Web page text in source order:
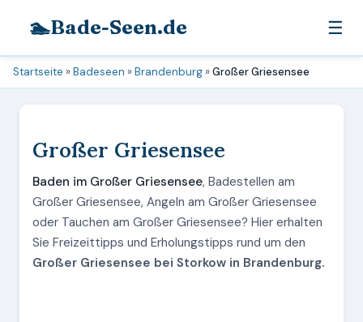
🏊Bade-Seen.de ☰
Startseite »Badeseen »Brandenburg »Großer Griesensee
Großer Griesensee
Baden im Großer Griesensee, Badestellen am
Großer Griesensee, Angeln am Großer Griesensee
oder Tauchen am Großer Griesensee? Hier erhalten
Sie Freizeittipps und Erholungstipps rund um den
Großer Griesensee bei Storkow in Brandenburg.